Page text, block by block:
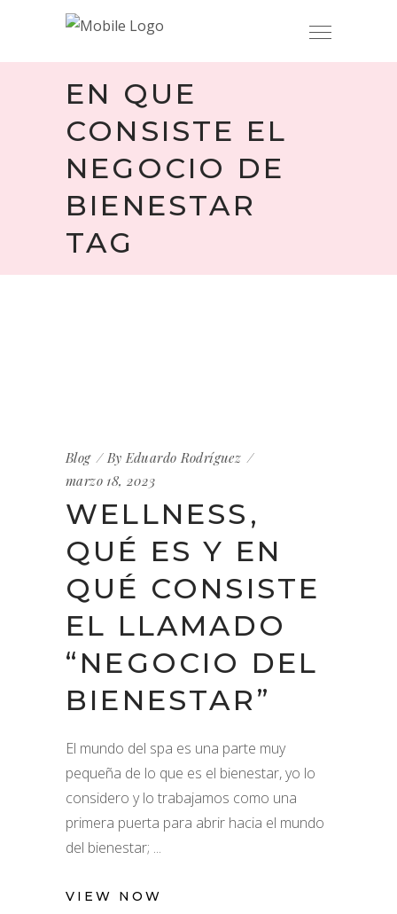
EN QUE
CONSISTE EL
NEGOCIO DE
BIENESTAR
TAG
Blog By Eduardo Rodríguez
marzo 18, 2023
WELLNESS,
QUÉ ES Y EN
QUÉ CONSISTE
EL LLAMADO
“NEGOCIO DEL
BIENESTAR”
El mundo del spa es una parte muy
pequeña de lo que es el bienestar, yo lo
considero y lo trabajamos como una
primera puerta para abrir hacia el mundo
del bienestar;
VIEW NOW